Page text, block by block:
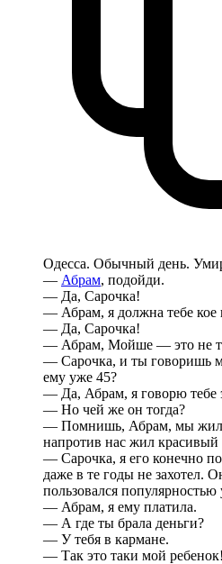
Одесса. Обычный день.
— Абрам, подойди.
— Да, Сарочка!
— Абрам, я должна тебе кое
— Да, Сарочка!
— Абрам, Мойше — это не
— Сарочка, и ты говоришь
ему уже 45?
— Да, Абрам, я говорю тебе
— Но чей же он тогда?
— Помнишь, Абрам, мы
напротив нас жил красивый
— Сарочка, я его конечно
даже в те годы не захотел.
пользовался популярностью
— Абрам, я ему платила.
— А где ты брала деньги?
— У тебя в кармане.
— Так это таки мой ребенок!